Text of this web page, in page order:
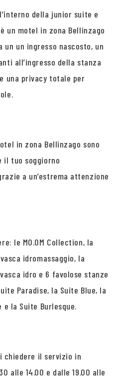
della junior suite e
un motel in zona Bellinzago
un un ingresso nascosto, un
all’ingresso della stanza
una privacy totale per
in zona Bellinzago sono
il tuo soggiorno
a un’estrema attenzione
le MO.OM Collection, la
idromassaggio, la
idro e 6 favolose stanze
Paradise, la Suite Blue, la
e la Suite Burlesque.
chiedere il servizio in
alle 14.00 e dalle 19.00 alle